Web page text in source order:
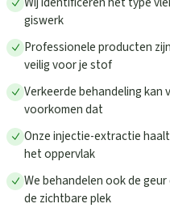
giswerk
Professionele producten
veilig voor je stof
Verkeerde behandeling kan
voorkomen dat
Onze injectie-extractie
het oppervlak
We behandelen ook de
de zichtbare plek